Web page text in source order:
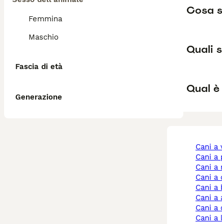
Femmina
Maschio
Fascia di età
Generazione
Cosa
Quali
Qual
cani
cani
cani
cani
cani
cani
cani
cani